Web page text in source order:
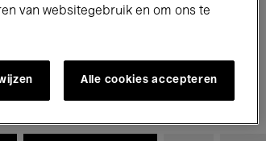
Mei 2026
van websitegebruik en om ons te
Alle cookies accepteren